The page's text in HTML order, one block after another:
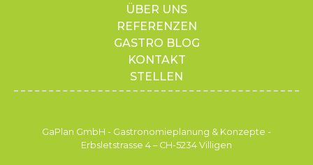
ÜBER UNS
REFERENZEN
GASTRO BLOG
KONTAKT
STELLEN
GaPlan GmbH - Gastronomieplanung & Konzepte -
Erbsletstrasse 4 – CH-5234 Villigen